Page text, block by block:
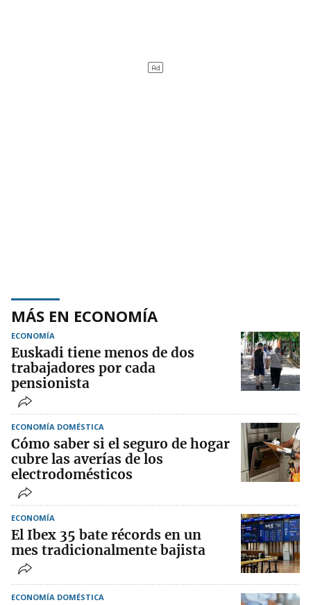
MÁS EN ECONOMÍA
ECONOMÍA
Euskadi tiene menos de dos
trabajadores por cada
pensionista
ECONOMÍA DOMÉSTICA
Cómo saber si el seguro de hogar
cubre las averías de los
electrodomésticos
ECONOMÍA
El Ibex 35 bate récords en un
mes tradicionalmente bajista
ECONOMÍA DOMÉSTICA